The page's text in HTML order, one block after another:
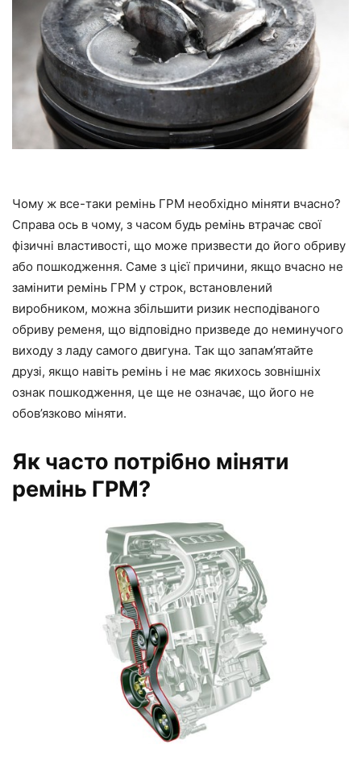
Чому ж все-таки ремінь ГРМ необхідно міняти вчасно?
Справа ось в чому, з часом будь ремінь втрачає свої
фізичні властивості, що може призвести до його обриву
або пошкодження. Саме з цієї причини, якщо вчасно не
замінити ремінь ГРМ у строк, встановлений
виробником, можна збільшити ризик несподіваного
обриву ременя, що відповідно призведе до неминучого
виходу з ладу самого двигуна. Так що запам’ятайте
друзі, якщо навіть ремінь і не має якихось зовнішніх
ознак пошкодження, це ще не означає, що його не
обов’язково міняти.
Як часто потрібно міняти
ремінь ГРМ?